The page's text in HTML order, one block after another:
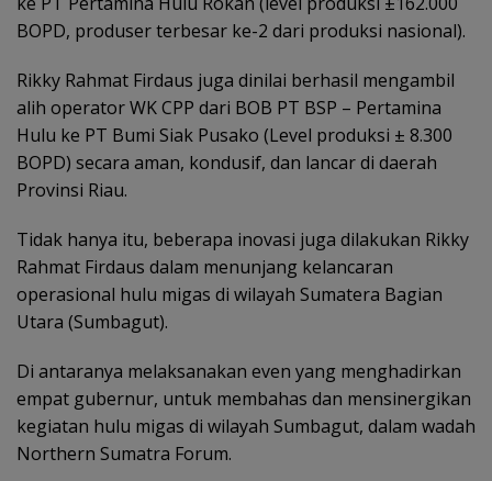
BOPD, produser terbesar ke-2 dari produksi nasional).
Rikky Rahmat Firdaus juga dinilai berhasil mengambil
alih operator WK CPP dari BOB PT BSP – Pertamina
Hulu ke PT Bumi Siak Pusako (Level produksi ± 8.300
BOPD) secara aman, kondusif, dan lancar di daerah
Provinsi Riau.
Tidak hanya itu, beberapa inovasi juga dilakukan Rikky
Rahmat Firdaus dalam menunjang kelancaran
operasional hulu migas di wilayah Sumatera Bagian
Utara (Sumbagut).
Di antaranya melaksanakan even yang menghadirkan
empat gubernur, untuk membahas dan mensinergikan
kegiatan hulu migas di wilayah Sumbagut, dalam wadah
Northern Sumatra Forum.